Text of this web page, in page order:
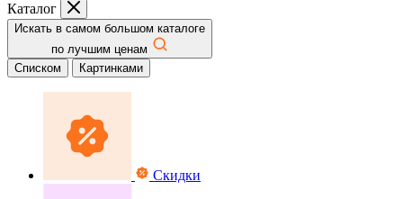
Каталог
Искать в самом большом каталоге
по лучшим ценам
Списком
Картинками
Скидки